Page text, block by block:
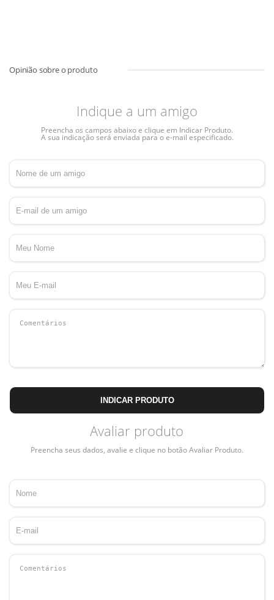
Indique a um amigo
Preencha os campos abaixo e clique em Indicar Produto.
A sua indicação será enviada para o e-mail especificado.
INDICAR PRODUTO
Avaliar produto
Preencha seus dados, avalie e clique no botão Avaliar Produto.